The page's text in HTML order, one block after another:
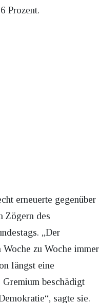
Prozent.
erneuerte gegenüber
Zögern des
„Der
zu Woche immer
längst eine
Gremium beschädigt
sagte sie.